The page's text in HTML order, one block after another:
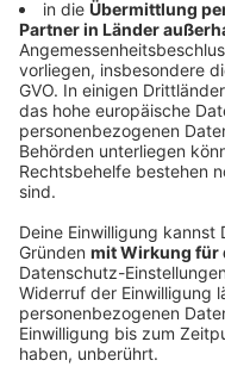
Blackout stoppt
Tiefenrekord
Kurz vor dem Ziel
Minja Marinković